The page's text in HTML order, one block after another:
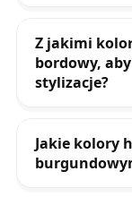
Z jakimi
bordowy,
stylizacje?
Jakie kolory